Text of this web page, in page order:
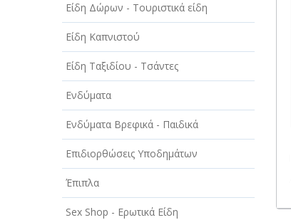
ΤΕΧΝΟΛΟΓΙΑ
ΥΓΕΙΑ - ΙΑΤΡΟΙ
ΦΑΓΗΤΟ
Είδη Δώρων - Τουριστικά είδη
Είδη Καπνιστού
Είδη Ταξιδίου - Τσάντες
Ενδύματα
Ενδύματα Βρεφικά - Παιδικά
Επιδιορθώσεις Υποδημάτων
Έπιπλα
Sex Shop - Ερωτικά Είδη